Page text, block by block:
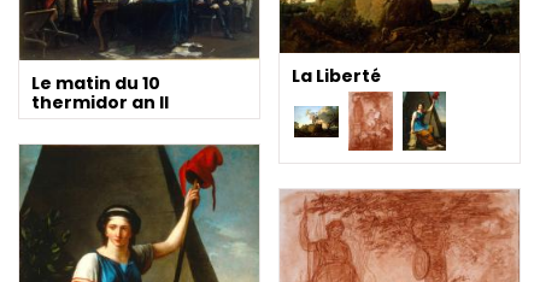
Le matin du 10
thermidor an II
La Liberté